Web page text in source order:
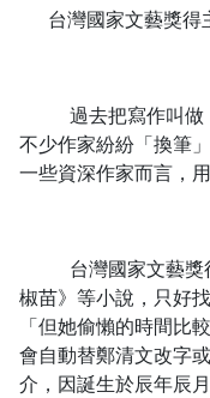
台灣國家文藝獎得
過去把寫作叫做「
不少作家紛紛「換筆
一些資深作家而言，
台灣國家文藝獎
椒苗》等小說，只好
「但她偷懶的時間比
會自動替鄭清文改字
介，因誕生於辰年辰